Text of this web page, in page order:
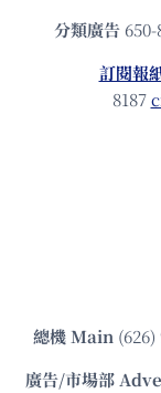
分類廣告
訂閱報
8187
總機Main (626)
廣告/市場部